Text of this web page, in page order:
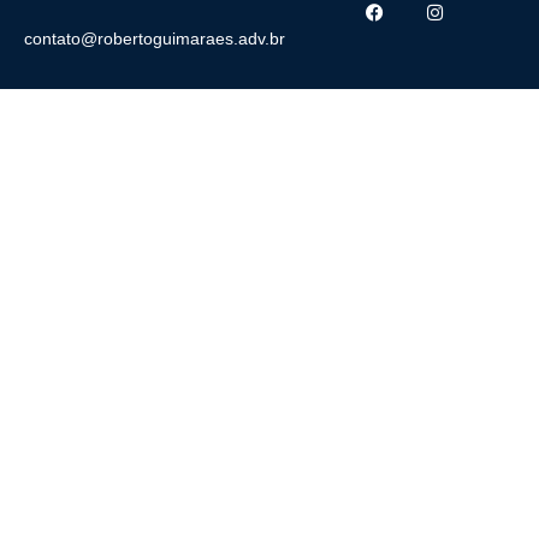
contato@robertoguimaraes.adv.br